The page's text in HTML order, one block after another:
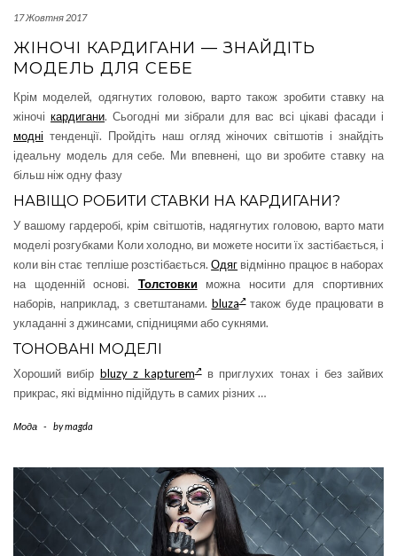
17 Жовтня 2017
ЖІНОЧІ КАРДИГАНИ — ЗНАЙДІТЬ
МОДЕЛЬ ДЛЯ СЕБЕ
Крім моделей, одягнутих головою, варто також зробити ставку на
жіночі кардигани. Сьогодні ми зібрали для вас всі цікаві фасади і
модні тенденції. Пройдіть наш огляд жіночих світшотів і знайдіть
ідеальну модель для себе. Ми впевнені, що ви зробите ставку на
більш ніж одну фазу
НАВІЩО РОБИТИ СТАВКИ НА КАРДИГАНИ?
У вашому гардеробі, крім світшотів, надягнутих головою, варто мати
моделі розгубками Коли холодно, ви можете носити їх застібається, і
коли він стає тепліше розстібається.Одяг відмінно працює в наборах
на щоденній основі. Толстовкиможна носити для спортивних
наборів, наприклад, з светштанами. bluza також буде працювати в
укладанні з джинсами, спідницями або сукнями.
ТОНОВАНІ МОДЕЛІ
Хороший вибір bluzy z kapturem в приглухих тонах і без зайвих
прикрас, які відмінно підійдуть в самих різних …
Мода - bymagda